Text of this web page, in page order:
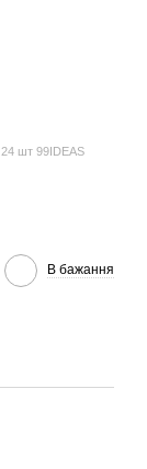
24 шт 99IDEAS
В бажання